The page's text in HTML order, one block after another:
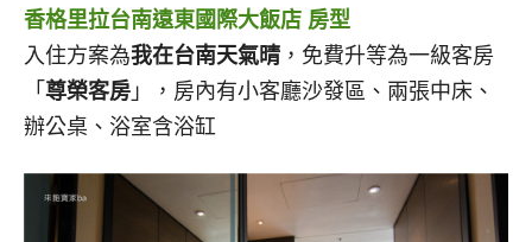
香格里拉台南遠東國際大飯店 房型
入住方案為我在台南天氣晴 ，免費升等為一級客房
「 尊榮客房 」，房內有小客廳沙發區、兩張中床、
辦公桌、浴室含浴缸